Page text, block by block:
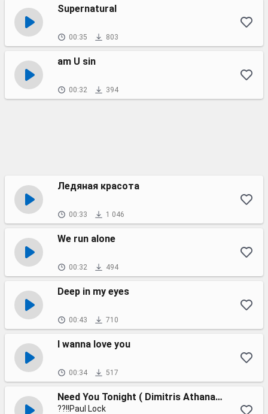
Supernatural
00:35 803
am U sin
00:32 394
Ледяная красота
00:33 1 046
We run alone
00:32 494
Deep in my eyes
00:43 710
I wanna love you
00:34 517
Need You Tonight ( Dimitris Athanasiou Remix )
??!!Paul Lock